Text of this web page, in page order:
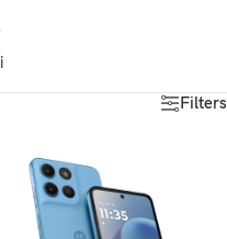
Filters